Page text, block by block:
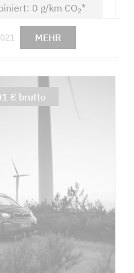
0 g/km CO2*
MEHR
€ brutto